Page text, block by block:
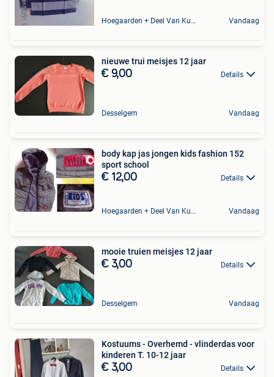
Hoegaarden + Deel Van Kumtich + Deel Van Tienen Vandaag
nieuwe trui meisjes 12 jaar
€ 9,00 Details
Desselgem Vandaag
body kap jas jongen kids fashion 152
sport school
€ 12,00 Details
Hoegaarden + Deel Van Kumtich + Deel Van Tienen Vandaag
mooie truien meisjes 12 jaar
€ 3,00 Details
Desselgem Vandaag
Kostuums - Overhemd - vlinderdas voor
kinderen T. 10-12 jaar
€ 3,00 Details